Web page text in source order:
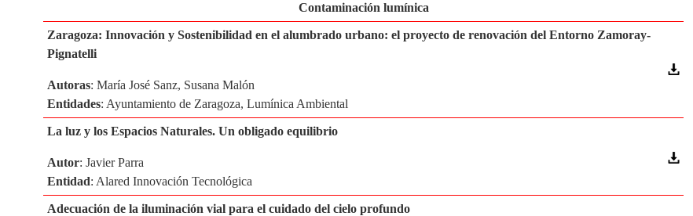
Contaminación lumínica
Zaragoza: Innovación y Sostenibilidad en el alumbrado urbano: el proyecto de renovación del Entorno Zamoray-
Pignatelli
Autoras: María José Sanz, Susana Malón
Entidades: Ayuntamiento de Zaragoza, Lumínica Ambiental
La luz y los Espacios Naturales. Un obligado equilibrio
Autor: Javier Parra
Entidad: Alared Innovación Tecnológica
Adecuación de la iluminación vial para el cuidado del cielo profundo